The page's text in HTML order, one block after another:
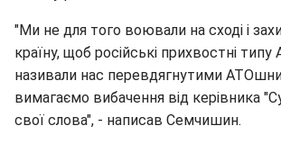
"Ми не для того воювали на сході і
країну, щоб російські прихвостні типу
називали нас перевдягнутими
вимагаємо вибачення від керівника
свої слова", - написав Семчишин.